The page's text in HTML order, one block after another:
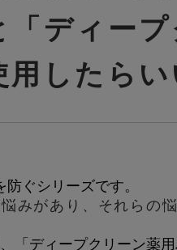
ディー
用したら
ぐシリーズです。
みがあり、それらの
「ディープクリーン薬